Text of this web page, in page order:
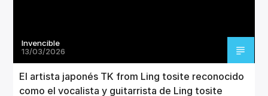
Invencible
13/03/2026
El artista japonés TK from Ling tosite reconocido
como el vocalista y guitarrista de Ling tosite